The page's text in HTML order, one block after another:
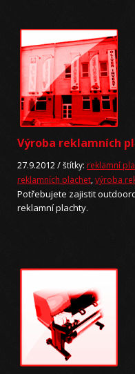
Výroba reklamních
27.9.2012 /štítky: reklamní
reklamních plachet,výroba
Potřebujete zajistit
reklamní plachty.